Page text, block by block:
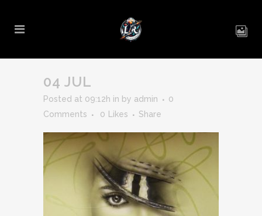
04 JUL
Posted at 09:12h in by admin
0
Comments
0 Likes Share